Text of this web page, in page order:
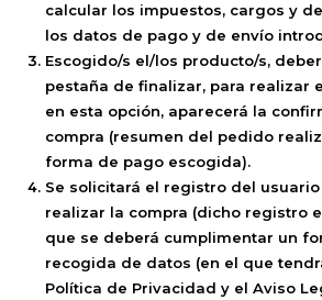
calcular los impuestos, cargos y
los datos de pago y de envío
Escogido/s el/los producto/s,
pestaña de finalizar, para realizar
en esta opción, aparecerá la
compra (resumen del pedido
forma de pago escogida).
Se solicitará el registro del
realizar la compra (dicho registro
que se deberá cumplimentar un
recogida de datos (en el que
Política de Privacidad y el Aviso